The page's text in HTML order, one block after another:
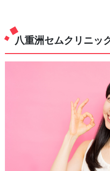
八重洲セムクリニッ